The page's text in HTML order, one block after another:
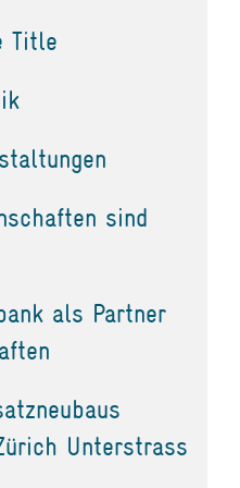
Title
sind
als Partner
Unterstrass